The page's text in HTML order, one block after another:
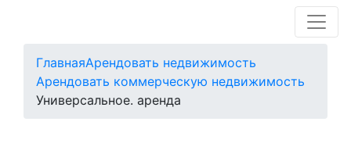
ГлавнаяАрендовать недвижимость
Арендовать коммерческую недвижимость
Универсальное. аренда